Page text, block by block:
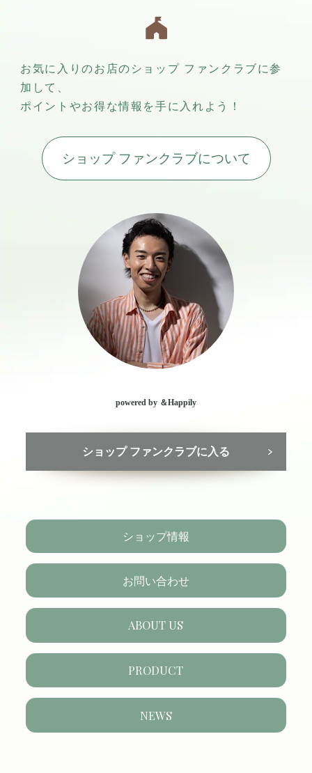
お気に入りのお店のショップ ファンクラブに参
加して、
ポイントやお得な情報を手に入れよう！
ショップ ファンクラブについて
powered by ＆Happily
ショップ ファンクラブに入る
ショップ情報
お問い合わせ
ABOUT US
PRODUCT
NEWS